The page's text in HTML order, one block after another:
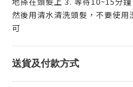
然後用清水清洗頭髮，不要使
可
送貨及付款方式